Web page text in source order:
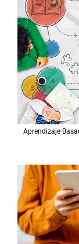
Aprendizaje